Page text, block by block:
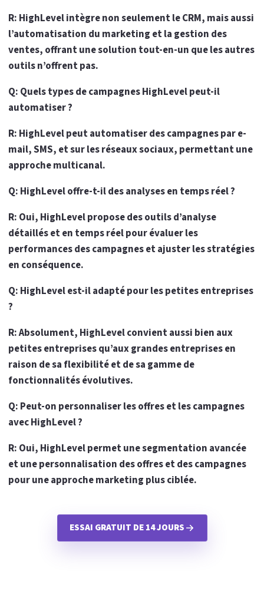
R: HighLevel intègre non seulement le CRM, mais aussi
l’automatisation du marketing et la gestion des
ventes, offrant une solution tout-en-un que les autres
outils n’offrent pas.
Q: Quels types de campagnes HighLevel peut-il
automatiser ?
R: HighLevel peut automatiser des campagnes par e-
mail, SMS, et sur les réseaux sociaux, permettant une
approche multicanal.
Q: HighLevel offre-t-il des analyses en temps réel ?
R: Oui, HighLevel propose des outils d’analyse
détaillés et en temps réel pour évaluer les
performances des campagnes et ajuster les stratégies
en conséquence.
Q: HighLevel est-il adapté pour les petites entreprises
?
R: Absolument, HighLevel convient aussi bien aux
petites entreprises qu’aux grandes entreprises en
raison de sa flexibilité et de sa gamme de
fonctionnalités évolutives.
Q: Peut-on personnaliser les offres et les campagnes
avec HighLevel ?
R: Oui, HighLevel permet une segmentation avancée
et une personnalisation des offres et des campagnes
pour une approche marketing plus ciblée.
ESSAI GRATUIT DE 14 JOURS